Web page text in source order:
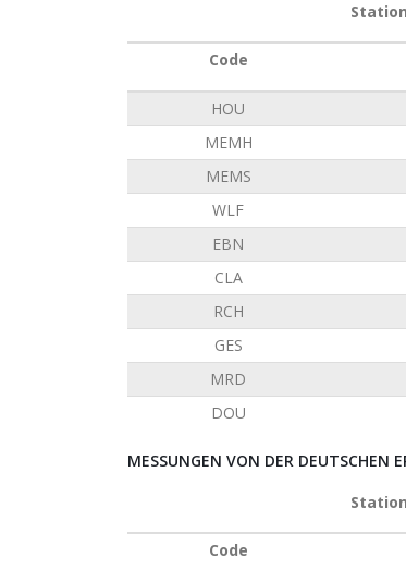
Station
Code
HOU
MEMH
MEMS
WLF
EBN
CLA
RCH
GES
MRD
DOU
MESSUNGEN VON DER DEUTSCHEN
Station
Code